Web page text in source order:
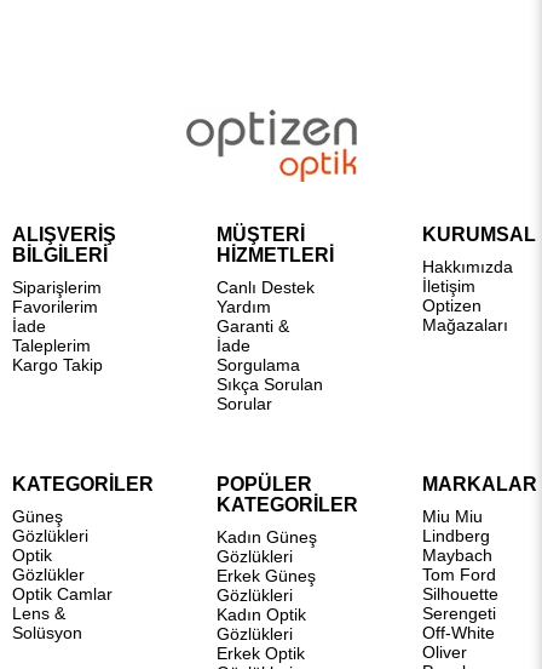
ALIŞVERİŞ
BİLGİLERİ
Siparişlerim
Favorilerim
İade
Taleplerim
Kargo Takip
MÜŞTERİ
HİZMETLERİ
Canlı Destek
Yardım
Garanti &
İade
Sorgulama
Sıkça Sorulan
Sorular
KURUMSAL
Hakkımızda
İletişim
Optizen
Mağazaları
KATEGORİLER
Güneş
Gözlükleri
Optik
Gözlükler
Optik Camlar
Lens &
Solüsyon
POPÜLER
KATEGORİLER
Kadın Güneş
Gözlükleri
Erkek Güneş
Gözlükleri
Kadın Optik
Gözlükleri
Erkek Optik
MARKALAR
Miu Miu
Lindberg
Maybach
Tom Ford
Silhouette
Serengeti
Off-White
Oliver